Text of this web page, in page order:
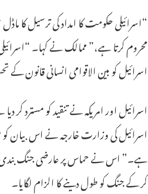
“اسرائیلی حکومت کا امداد کی ترسیل کا
محروم کرتا ہے،” ممالک نے کہا۔
اسرائیل کو بین الاقوامی انسانی قانون
اسرائیل اور امریکہ نے تنقید کو مسترد کر
اسرائیل کی وزارت خارجہ نے اس بیان
ہے۔” اس نے حماس پر عارضی جنگ بندی اور
کر کے جنگ کو طول دینے کا الزام لگایا۔